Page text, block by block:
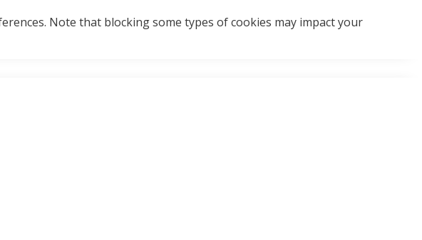
Note that blocking some types of cookies may impact your